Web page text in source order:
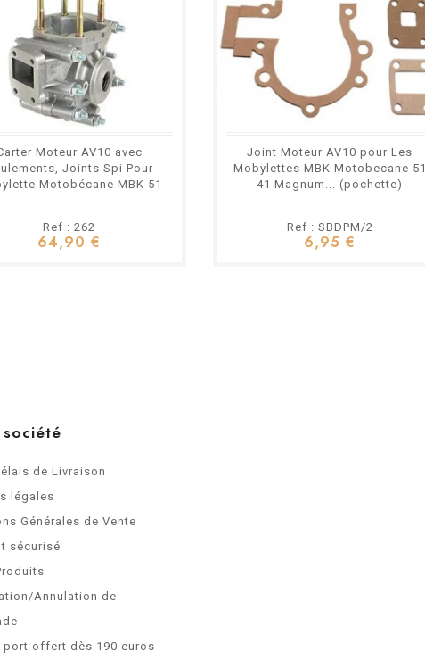
Moteur AV10 avec
Joints Spi Pour
Motobécane MBK 51
Ref : 262
64,90 €
Joint Moteur AV10 pour Les
Mobylettes MBK Motobecane 51
41 Magnum... (pochette)
Ref : SBDPM/2
6,95 €
de Livraison
légales
Générales de Vente
sécurisé
Annulation de
port offert dès 190 euros